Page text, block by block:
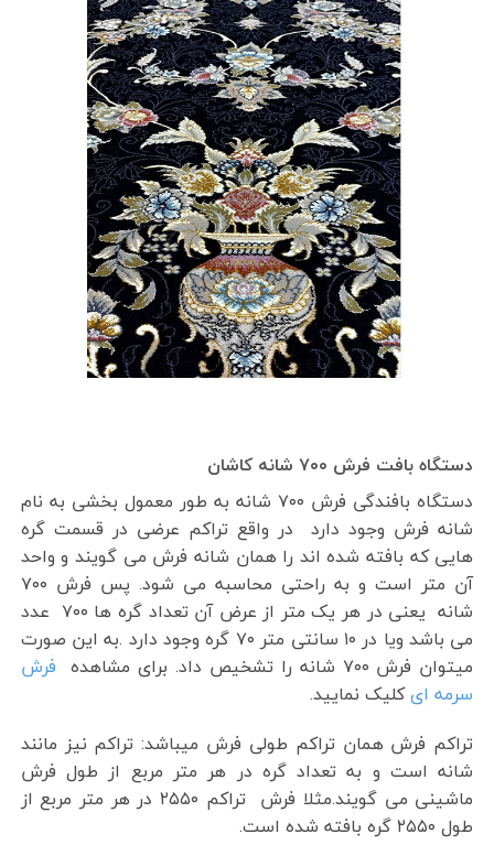
دستگاه بافت فرش ۷۰۰ شانه کاشان
دستگاه بافندگی فرش ۷۰۰ شانه به طور معمول بخشی به نام
شانه فرش وجود دارد در واقع تراکم عرضی در قسمت گره
هایی که بافته شده اند را همان شانه فرش می گویند و واحد
آن متر است و به راحتی محاسبه می شود. پس فرش ۷۰۰
شانه یعنی در هر یک متر از عرض آن تعداد گره ها ۷۰۰ عدد
می باشد ویا در ۱۰ سانتی متر ۷۰ گره وجود دارد .به این صورت
میتوان فرش ۷۰۰ شانه را تشخیص داد. برای مشاهده
فرش
سرمه ایکلیک نمایید.
تراکم فرش همان تراکم طولی فرش میباشد: تراکم نیز مانند
شانه است و به تعداد گره در هر متر مربع از طول فرش
ماشینی می گویند.مثلا فرش تراکم ۲۵۵۰ در هر متر مربع از
طول ۲۵۵۰ گره بافته شده است.